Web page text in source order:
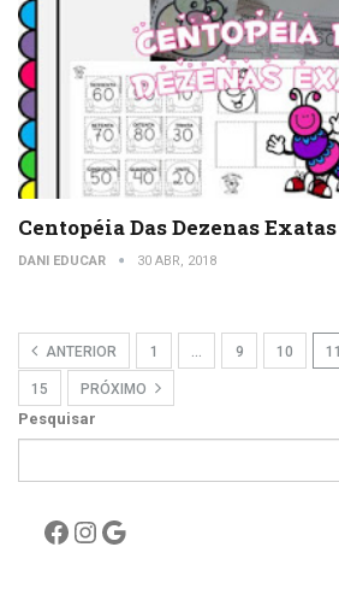
Centopéia Das Dezenas Exatas
DANI EDUCAR 30 ABR, 2018
ANTERIOR 1 … 9 10 11
15 PRÓXIMO
Pesquisar
Facebook
Instagram
Google